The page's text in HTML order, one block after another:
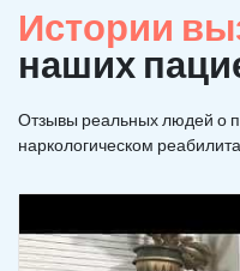
Истории
наших
Отзывы реальных людей о
наркологическом